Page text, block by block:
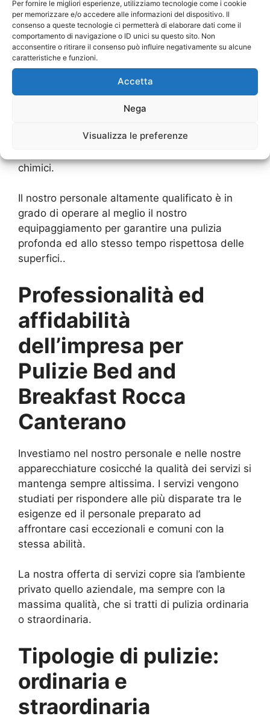
Per fornire le migliori esperienze, utilizziamo tecnologie come i cookie
per memorizzare e/o accedere alle informazioni del dispositivo. Il
consenso a queste tecnologie ci permetterà di elaborare dati come il
comportamento di navigazione o ID unici su questo sito. Non
acconsentire o ritirare il consenso può influire negativamente su alcune
caratteristiche e funzioni.
Accetta
Nega
Visualizza le preferenze
Una comune operazione di pulizia si svolge
infatti in quattro fasi consecutive (lavaggio con
acqua o detergenti, disinfezione con sostanze
chimiche varie, risciacquo ed infine asciugatura)
consentendo anche una pulizia profonda ed
chimici.
Il nostro personale altamente qualificato è in
grado di operare al meglio il nostro
equipaggiamento per garantire una pulizia
profonda ed allo stesso tempo rispettosa delle
superfici..
Professionalità ed
affidabilità
dell’impresa per
Pulizie Bed and
Breakfast Rocca
Canterano
Investiamo nel nostro personale e nelle nostre
apparecchiature cosicché la qualità dei servizi si
mantenga sempre altissima. I servizi vengono
studiati per rispondere alle più disparate tra le
esigenze ed il personale preparato ad
affrontare casi eccezionali e comuni con la
stessa abilità.
La nostra offerta di servizi copre sia l’ambiente
privato quello aziendale, ma sempre con la
massima qualità, che si tratti di pulizia ordinaria
o straordinaria.
Tipologie di pulizie:
ordinaria e
straordinaria